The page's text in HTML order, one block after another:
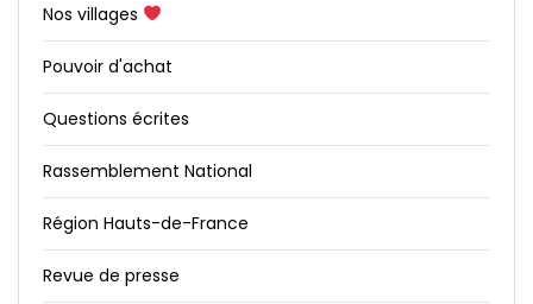
Nos villages
Pouvoir d'achat
Questions écrites
Rassemblement National
Région Hauts-de-France
Revue de presse